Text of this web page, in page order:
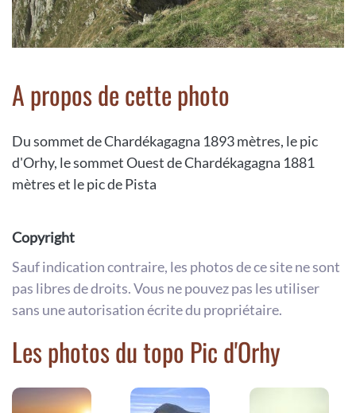
A propos de cette photo
Du sommet de Chardékagagna 1893 mètres, le pic
d'Orhy, le sommet Ouest de Chardékagagna 1881
mètres et le pic de Pista
Copyright
Sauf indication contraire, les photos de ce site ne sont
pas libres de droits. Vous ne pouvez pas les utiliser
sans une autorisation écrite du propriétaire.
Les photos du topo Pic d'Orhy